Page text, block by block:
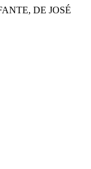
DE JOSÉ